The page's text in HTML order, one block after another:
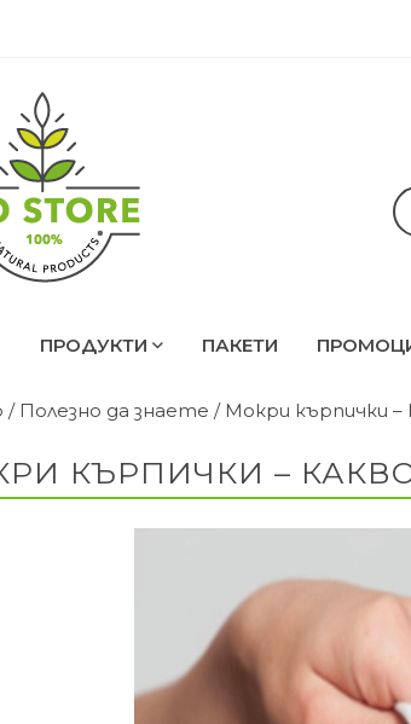
⭐⭐⭐
ПРОДУКТИ ПАКЕТИ
/ Полезно да знаете / Мокри кърпички –
КЪРПИЧКИ –